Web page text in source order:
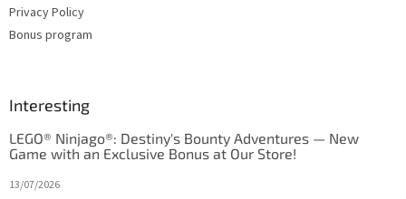
Privacy Policy
Bonus program
Interesting
LEGO® Ninjago®: Destiny's Bounty Adventures — New
Game with an Exclusive Bonus at Our Store!
13/07/2026